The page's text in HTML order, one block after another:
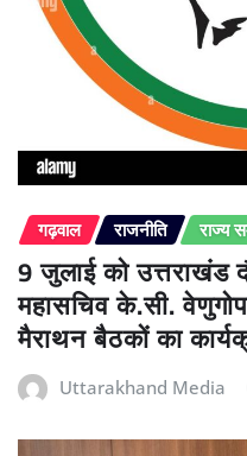
गढ़वाल राजनीति राज्य
9 जुलाई को
महासचिव के.सी.
मैराथन बैठकों का
Uttarakhand Media